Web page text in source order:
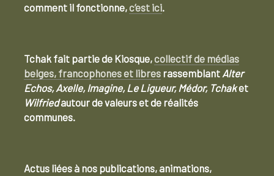
comment il fonctionne,c’est ici.
Tchak fait partie de Kiosque,collectif de médias
belges, francophones et libres rassemblant Alter
Echos, Axelle, Imagine, Le Ligueur, Médor, Tchaket
Wilfriedautour de valeurs et de réalités
communes.
Actus liées à nos publications, animations,